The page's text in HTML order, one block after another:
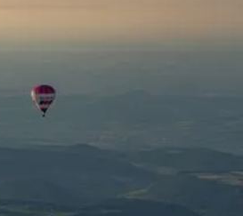
für unsere Ballonfahrten an,
auf der Webseite um.
Erlebnis inklusive
dauert ca. 3-4 Stunden.